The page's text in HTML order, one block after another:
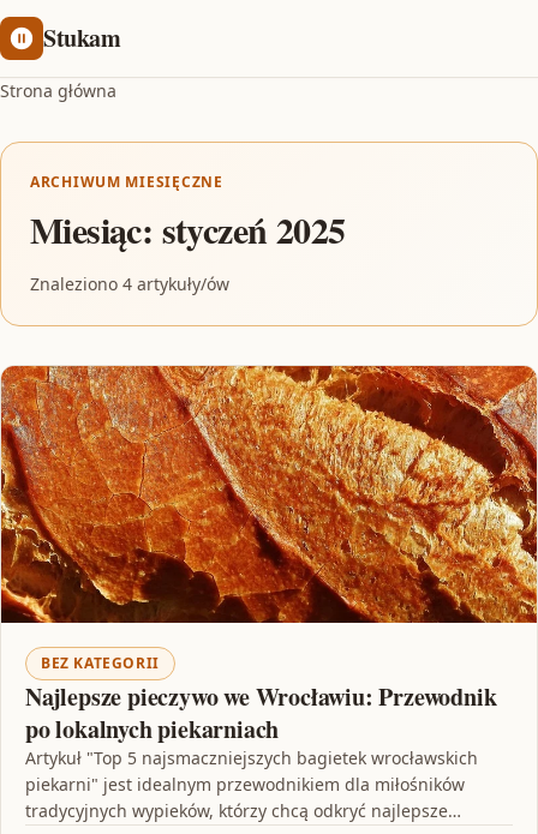
Stukam
Strona główna
ARCHIWUM MIESIĘCZNE
Miesiąc: styczeń 2025
Znaleziono 4 artykuły/ów
BEZ KATEGORII
Najlepsze pieczywo we Wrocławiu: Przewodnik
po lokalnych piekarniach
Artykuł "Top 5 najsmaczniejszych bagietek wrocławskich
piekarni" jest idealnym przewodnikiem dla miłośników
tradycyjnych wypieków, którzy chcą odkryć najlepsze